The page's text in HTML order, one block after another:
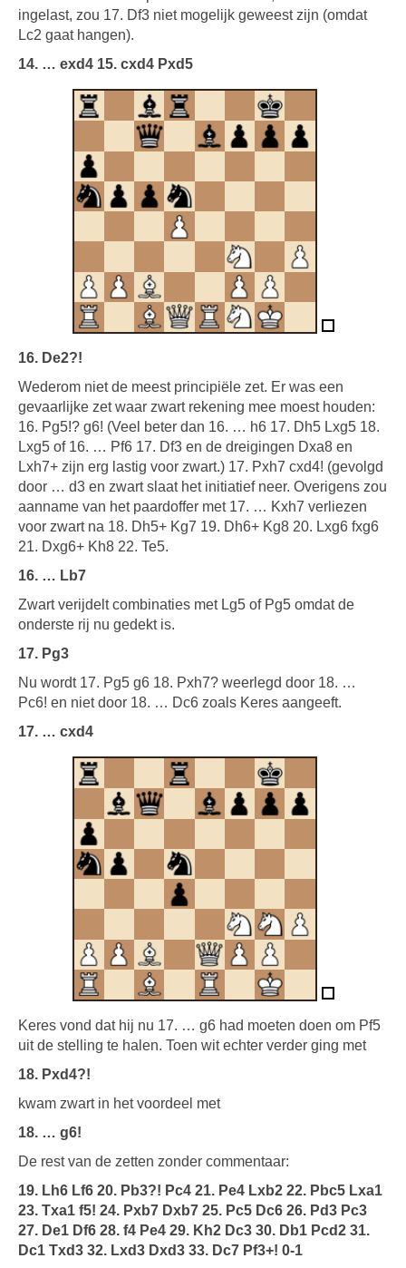
ingelast, zou 17. Df3 niet mogelijk geweest zijn (omdat
Lc2 gaat hangen).
14. … exd4 15. cxd4 Pxd5
16. De2?!
Wederom niet de meest principiële zet. Er was een
gevaarlijke zet waar zwart rekening mee moest houden:
16. Pg5!? g6! (Veel beter dan 16. … h6 17. Dh5 Lxg5 18.
Lxg5 of 16. … Pf6 17. Df3 en de dreigingen Dxa8 en
Lxh7+ zijn erg lastig voor zwart.) 17. Pxh7 cxd4! (gevolgd
door … d3 en zwart slaat het initiatief neer. Overigens zou
aanname van het paardoffer met 17. … Kxh7 verliezen
voor zwart na 18. Dh5+ Kg7 19. Dh6+ Kg8 20. Lxg6 fxg6
21. Dxg6+ Kh8 22. Te5.
16. … Lb7
Zwart verijdelt combinaties met Lg5 of Pg5 omdat de
onderste rij nu gedekt is.
17. Pg3
Nu wordt 17. Pg5 g6 18. Pxh7? weerlegd door 18. …
Pc6! en niet door 18. … Dc6 zoals Keres aangeeft.
17. … cxd4
Keres vond dat hij nu 17. … g6 had moeten doen om Pf5
uit de stelling te halen. Toen wit echter verder ging met
18. Pxd4?!
kwam zwart in het voordeel met
18. … g6!
De rest van de zetten zonder commentaar:
19. Lh6 Lf6 20. Pb3?! Pc4 21. Pe4 Lxb2 22. Pbc5 Lxa1
23. Txa1 f5! 24. Pxb7 Dxb7 25. Pc5 Dc6 26. Pd3 Pc3
27. De1 Df6 28. f4 Pe4 29. Kh2 Dc3 30. Db1 Pcd2 31.
Dc1 Txd3 32. Lxd3 Dxd3 33. Dc7 Pf3+! 0-1